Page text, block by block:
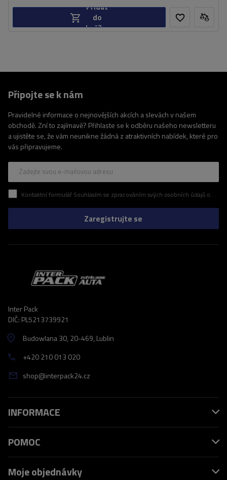
Přidat
do
košíku
Připojte se k nám
Pravidelné informace o nejnovějších akcích a slevách v našem
obchodě. Zní to zajímavě? Přihlaste se k odběru našeho newsletteru
a ujistěte se, že vám neunikne žádná z atraktivních nabídek, které pro
vás připravujeme.
Zadejte svou e-mailovou adresu
Kontaktní formulář Souhlasím se zpracováním svých osobních údajů obsažených v kontaktním formuláři v souladu s nařízením Evropského parlamentu a Rady (EU)
Zaregistrujte se
Inter Pack
DIČ: PL5213739921
Budowlana 30, 20-469, Lublin
+420 210 013 020
shop@interpack24.cz
INFORMACE
POMOC
Moje objednávky